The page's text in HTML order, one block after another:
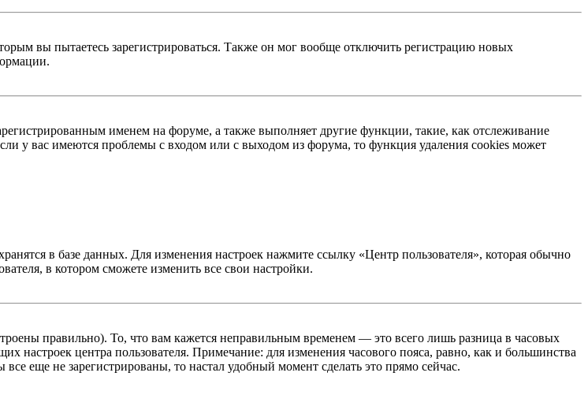
вы пытаетесь зарегистрироваться. Также он мог вообще отключить регистрацию новых
именем на форуме, а также выполняет другие функции, такие, как отслеживание
у вас имеются проблемы с входом или с выходом из форума, то функция удаления cookies может
в базе данных. Для изменения настроек нажмите ссылку «Центр пользователя», которая обычно
в котором сможете изменить все свои настройки.
правильно). То, что вам кажется неправильным временем — это всего лишь разница в часовых
настроек центра пользователя. Примечание: для изменения часового пояса, равно, как и большинства
еще не зарегистрированы, то настал удобный момент сделать это прямо сейчас.